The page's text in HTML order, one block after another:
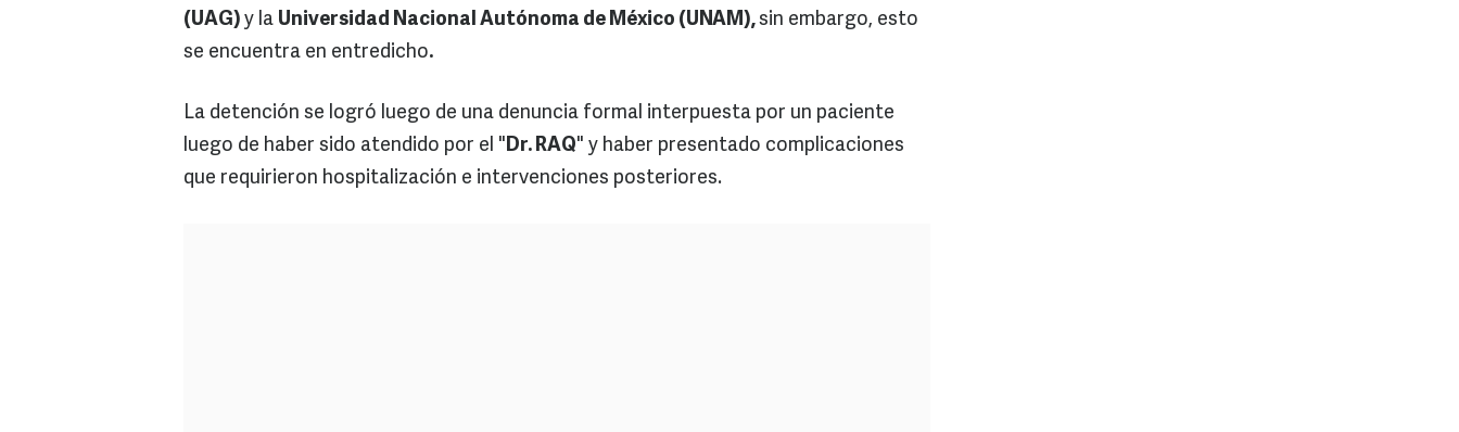
(UAG) y la Universidad Nacional Autónoma de México (UNAM),sin embargo, esto
se encuentra en entredicho.
La detención se logró luego de una denuncia formal interpuesta por un paciente
luego de haber sido atendido por el "Dr. RAQ" y haber presentado complicaciones
que requirieron hospitalización e intervenciones posteriores.